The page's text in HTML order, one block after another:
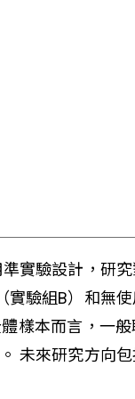
實驗設計，研
驗組B）和無
樣本而言，一
未來研究方向